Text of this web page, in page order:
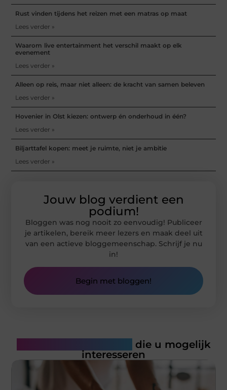
Rust vinden tijdens het reizen met een matras op maat
Lees verder »
Waarom live entertainment het verschil maakt op elk
evenement
Lees verder »
Alleen op reis, maar niet alleen: de kracht van samen beleven
Lees verder »
Hovenier in Olst kiezen: ontwerp én onderhoud in één?
Lees verder »
Biljarttafel kopen: meet je ruimte, niet je ambitie
Lees verder »
Jouw blog verdient een
podium!
Bloggen was nog nooit zo eenvoudig! Publiceer
je artikelen, bereik meer lezers en maak deel uit
van een actieve bloggemeenschap. Schrijf je nu
in!
Begin met bloggen!
die u mogelijk
interesseren